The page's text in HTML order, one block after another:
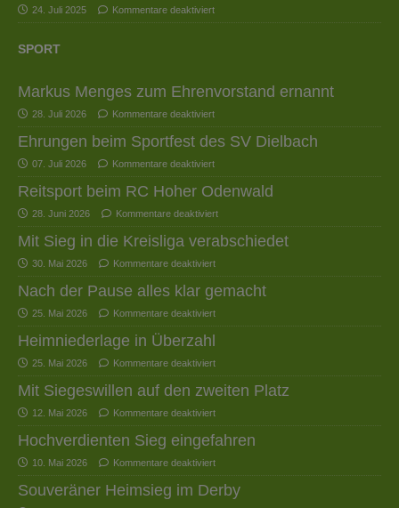
24. Juli 2025 Kommentare deaktiviert
SPORT
Markus Menges zum Ehrenvorstand ernannt
28. Juli 2026 Kommentare deaktiviert
Ehrungen beim Sportfest des SV Dielbach
07. Juli 2026 Kommentare deaktiviert
Reitsport beim RC Hoher Odenwald
28. Juni 2026 Kommentare deaktiviert
Mit Sieg in die Kreisliga verabschiedet
30. Mai 2026 Kommentare deaktiviert
Nach der Pause alles klar gemacht
25. Mai 2026 Kommentare deaktiviert
Heimniederlage in Überzahl
25. Mai 2026 Kommentare deaktiviert
Mit Siegeswillen auf den zweiten Platz
12. Mai 2026 Kommentare deaktiviert
Hochverdienten Sieg eingefahren
10. Mai 2026 Kommentare deaktiviert
Souveräner Heimsieg im Derby